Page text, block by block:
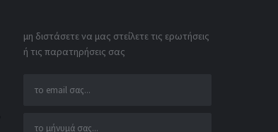
μη διστάσετε να μας στείλετε τις ερωτήσεις
ή τις παρατηρήσεις σας